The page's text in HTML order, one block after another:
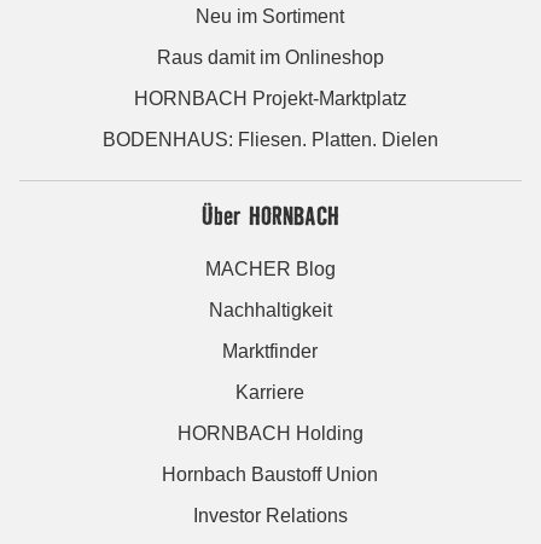
Neu im Sortiment
Raus damit im Onlineshop
HORNBACH Projekt-Marktplatz
BODENHAUS: Fliesen. Platten. Dielen
Über HORNBACH
MACHER Blog
Nachhaltigkeit
Marktfinder
Karriere
HORNBACH Holding
Hornbach Baustoff Union
Investor Relations